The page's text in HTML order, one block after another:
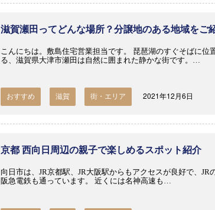
滋賀瀬田ってどんな場所？分譲地のある地域をご
こんにちは。敷島住宅営業担当です。 琵琶湖のすぐそばに位
る、滋賀県大津市瀬田は自然に囲まれた静かな街です。…
おすすめ 滋賀 街・エリア 2021年12月6日
京都 西向日周辺の親子で楽しめるスポット紹介
向日市は、JR京都駅、JR大阪駅からもアクセスが良好で、JR
阪急電鉄も通っています。 近くには名神高速も…